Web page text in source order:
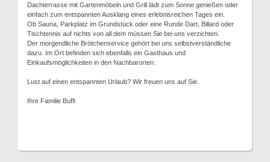
Dachterrasse mit Gartenmöbeln und Grill lädt zum Sonne genießen oder
einfach zum entspannten Ausklang eines erlebnisreichen Tages ein.
Ob Sauna, Parkplatz im Grundstück oder eine Runde Dart, Billard oder
Tischtennis auf nichts von all dem müssen Sie bei uns verzichten.
Der morgendliche Brötchenservice gehört bei uns selbstverständliche
dazu. Im Ort befinden sich ebenfalls ein Gasthaus und
Einkaufsmöglichkeiten in den Nachbarorten.
Lust auf einen entspannten Urlaub? Wir freuen uns auf Sie.
Ihre Familie Buffi